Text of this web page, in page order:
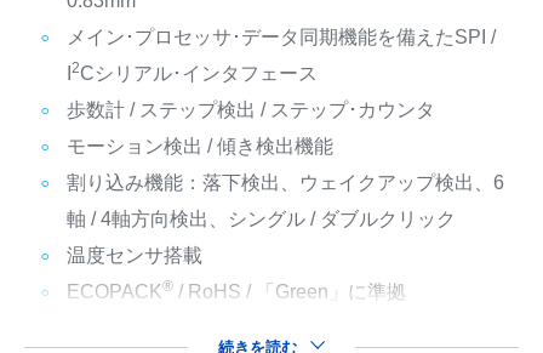
メイン･プロセッサ･データ同期機能を備えたSPI /
2Cシリアル･インタフェース
歩数計 / ステップ検出 / ステップ･カウンタ
モーション検出 / 傾き検出機能
割り込み機能：落下検出、ウェイクアップ検出、6
軸 / 4軸方向検出、シングル / ダブルクリック
温度センサ搭載
ECOPACK®/ RoHS / 「Green」に準拠
続きを読む